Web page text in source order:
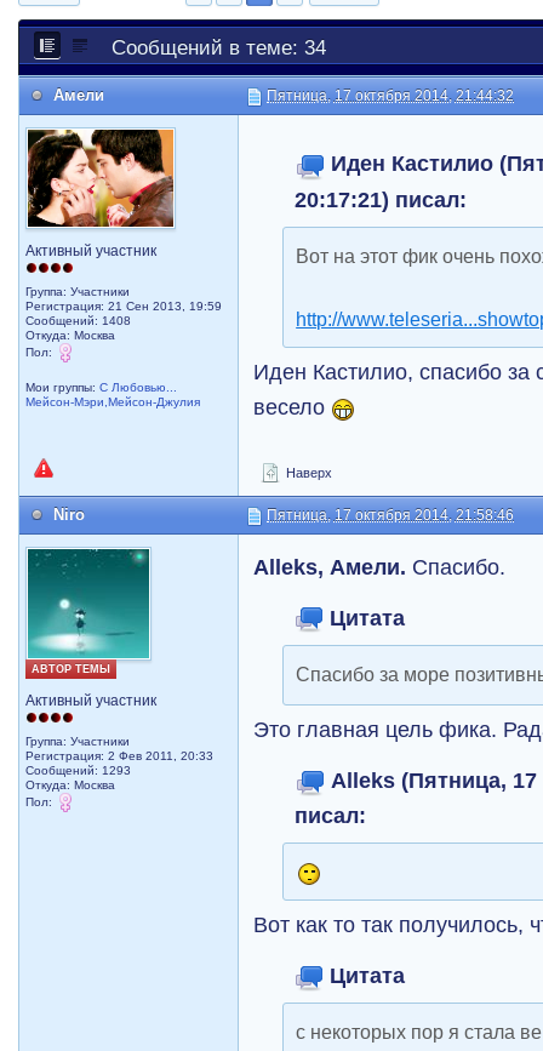
Сообщений в теме: 34
Амели Пятница, 17 октября 2014, 21:44:32
Активный участник
Группа: Участники
Регистрация: 21 Сен 2013, 19:59
Сообщений: 1408
Откуда: Москва
Пол:
Мои группы:С Любовью...
Мейсон-Мэри,Мейсон-Джулия
Иден Кастилио
20:17:21) писал:
Вот на этот фик очень
http://
Иден Кастилио, спасибо за
весело
Наверх
Niro Пятница, 17 октября 2014, 21:58:46
АВТОР ТЕМЫ
Активный участник
Группа: Участники
Регистрация: 2 Фев 2011, 20:33
Сообщений: 1293
Откуда: Москва
Пол:
Alleks, Амели. Спасибо.
Цитата
Спасибо за море
Это главная цель фика.
Alleks (Пятница, 17
писал:
Вот как то так получилось,
Цитата
с некоторых пор я стала